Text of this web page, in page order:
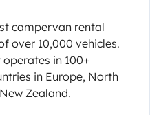
campervan rental
over 10,000 vehicles.
in 100+
in Europe, North
Zealand.